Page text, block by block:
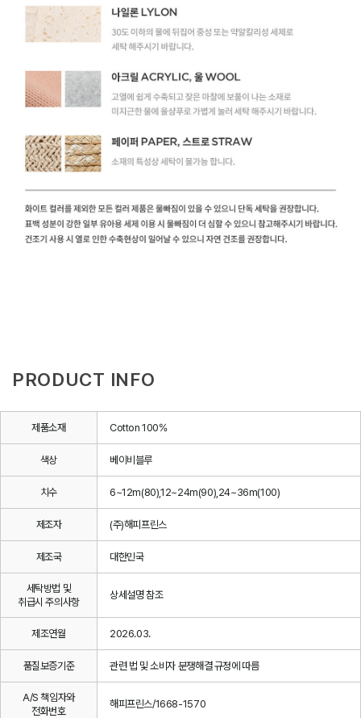
PRODUCT INFO
제품소재 Cotton 100%
색상 베이비블루
치수 6~12m(80),12~24m(90),24~36m(100)
제조자 (주)해피프린스
제조국 대한민국
세탁방법 및
취급시 주의사항
상세설명 참조
제조연월 2026.03.
품질보증기준 관련 법 및 소비자 분쟁해결 규정에 따름
A/S 책임자와
전화번호
해피프린스/1668-1570